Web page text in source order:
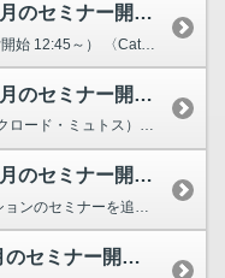
Cato SASE platformの2026年7月のセミナー開催日を教えてください。
2026年7月22日（水）13:00～14:00（受付開始 12:45～） 〈Cato SASE 入門セミナー〉いつまでゼロトラストを先送りにしますか？ ～AI、DX時代におけるゼロトラスト...
Cato SASE platformの2026年6月のセミナー開催日を教えてください。
★アンソロピック社の「Claude Mythos（クロード・ミュトス）」などで話題の進化の速いAIセキュリティやシャドーAIに対して組織はどのように対応していけばよいでしょうか？AIのセキュリテ...
Cato SASE platformの2026年5月のセミナー開催日を教えてください。
Cato SASE Cloudの2026年４月のセミナー開催日を教えてください。